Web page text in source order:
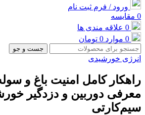
ورود / فرم ثبت نام
0 مقایسه
0 علاقه مندی ها
0 موارد 0 تومان
جست و جو
انرژی خورشیدی
راهکار کامل امنیت باغ و
معرفی دوربین و دزدگیر
سیم‌کارتی